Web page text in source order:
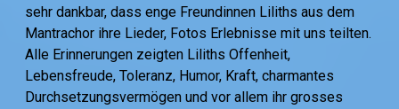
sehr dankbar, dass enge Freundinnen Liliths aus dem
Mantrachor ihre Lieder, Fotos Erlebnisse mit uns teilten.
Alle Erinnerungen zeigten Liliths Offenheit,
Lebensfreude, Toleranz, Humor, Kraft, charmantes
Durchsetzungsvermögen und vor allem ihr grosses